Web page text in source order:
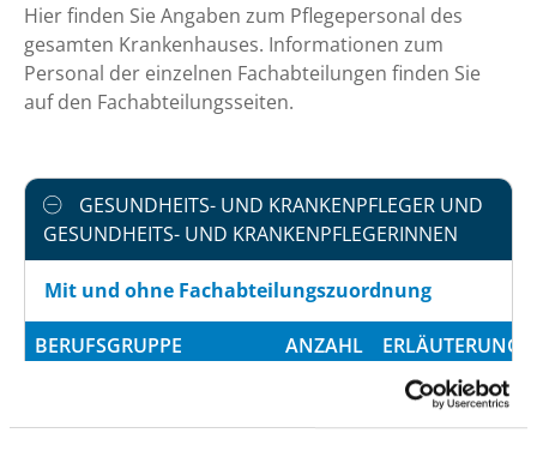
Hier finden Sie Angaben zum Pflegepersonal des
gesamten Krankenhauses. Informationen zum
Personal der einzelnen Fachabteilungen finden Sie
auf den Fachabteilungsseiten.
GESUNDHEITS- UND KRANKENPFLEGER UND
GESUNDHEITS- UND KRANKENPFLEGERINNEN
Mit und ohne Fachabteilungszuordnung
BERUFSGRUPPE ANZAHL
ERLÄUTERUNG